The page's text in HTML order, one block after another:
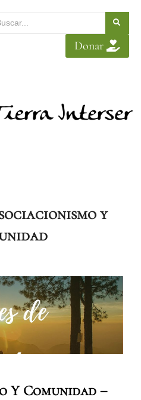
Donar
y
Y Comunidad –